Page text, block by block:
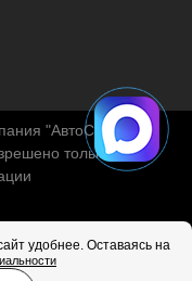
"АвтоChina"
только с
удобнее. Оставаясь на